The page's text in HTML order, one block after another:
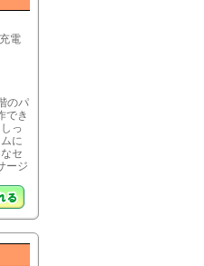
電
のパ
でき
っ
に
セ
ージ